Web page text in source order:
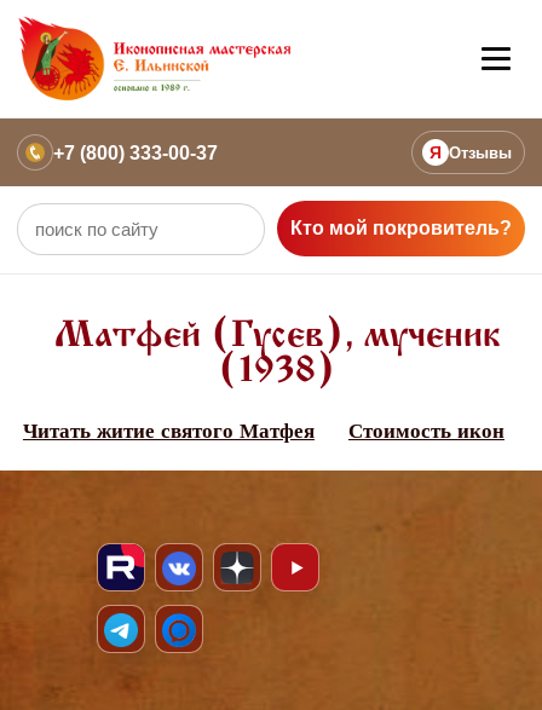
+7 (800) 333-00-37 Я Отзывы
Кто мой покровитель?
Матфей (Гусев), мученик
(1938)
Читать житие святого Матфея Стоимость икон